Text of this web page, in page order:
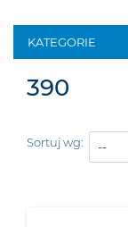
KATEGORIE
390
Sortuj wg: